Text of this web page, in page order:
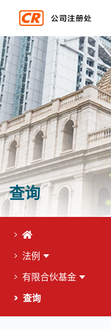
查询
首页
法例
有限合伙基金
查询